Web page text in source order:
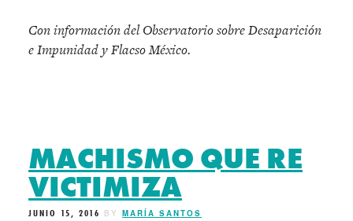
Con información del Observatorio sobre Desaparición
e Impunidad y Flacso México.
MACHISMO QUE RE
VICTIMIZA
JUNIO 15, 2016 BY MARÍA SANTOS